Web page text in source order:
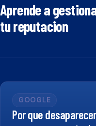
Aprende a
tu reputacion
GOOGLE
Por que